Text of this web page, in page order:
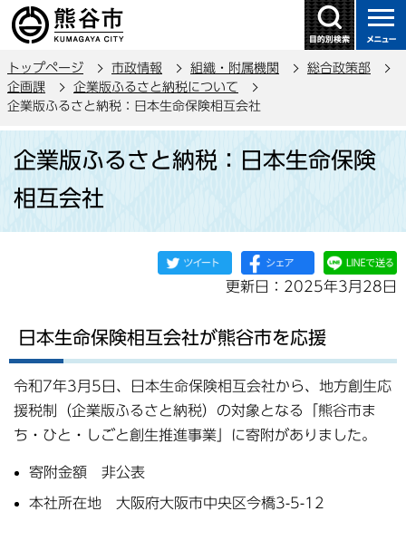
の
ー
ジ
トップページ 市政情報 組織・附属機関
総合政策部
企画課
企業版ふるさと納税について
企業版ふるさと納税：日本生命保険相互会社
か
企業版ふるさと納税：日本生命保険
相互会社
更新日：2025年3月28日
日本生命保険相互会社が熊谷市を応援
令和7年3月5日、日本生命保険相互会社から、地方創生応
援税制（企業版ふるさと納税）の対象となる「熊谷市ま
ち・ひと・しごと創生推進事業」に寄附がありました。
寄附金額 非公表
本社所在地 大阪府大阪市中央区今橋3-5-12